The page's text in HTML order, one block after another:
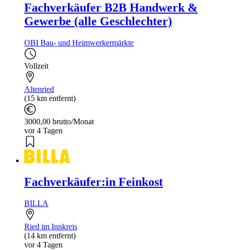
Fachverkäufer B2B Handwerk &
Gewerbe (alle Geschlechter)
OBI Bau- und Heimwerkermärkte
Vollzeit
Altenried
(15 km entfernt)
3000,00 brutto/Monat
vor 4 Tagen
Fachverkäufer:in Feinkost
BILLA
Ried im Innkreis
(14 km entfernt)
vor 4 Tagen